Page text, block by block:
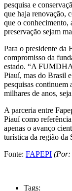
pesquisa e
que haja renovação,
que o conhecimento,
preservação sejam
Para o presidente da
compromisso da
estado. “A
Piauí, mas do Brasil
pesquisas continuem
milhares de anos,
A parceria entre
Piauí como
apenas o avanço
turística da região da
Fonte: FAPEPI (Por:
Tags: